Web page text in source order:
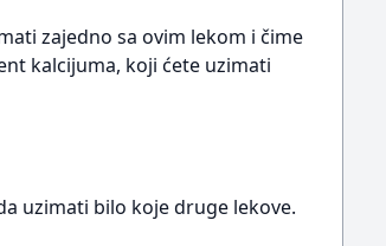
zajedno sa ovim lekom i čime
kalcijuma, koji ćete uzimati
uzimati bilo koje druge lekove.